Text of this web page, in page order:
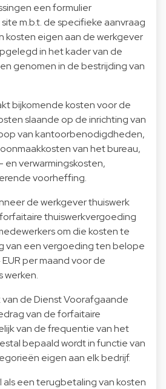
een formulier
m.b.t. de specifieke aanvraag
kosten eigen aan de werkgever
in het kader van de
genomen in de bestrijding van
bijkomende kosten voor de
slaande op de inrichting van
van kantoorbenodigdheden,
van het bureau,
verwarmingskosten,
voorheffing.
de werkgever thuiswerk
thuiswerkvergoeding
om die kosten te
van een vergoeding ten belope
per maand voor de
werken.
de Dienst Voorafgaande
van de forfaitaire
van de frequentie van het
bepaald wordt in functie van
eigen aan elk bedrijf.
een terugbetaling van kosten